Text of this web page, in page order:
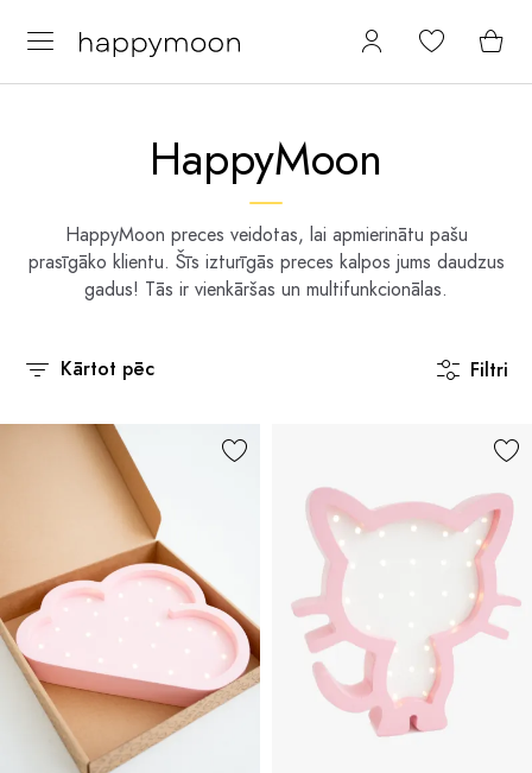
HappyMoon
HappyMoon preces veidotas, lai apmierinātu pašu
prasīgāko klientu. Šīs izturīgās preces kalpos jums daudzus
gadus! Tās ir vienkāršas un multifunkcionālas.
Kārtot pēc Filtri